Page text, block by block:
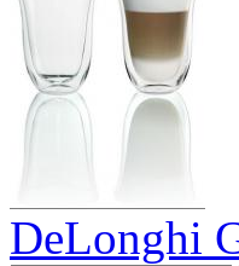
DeLonghi